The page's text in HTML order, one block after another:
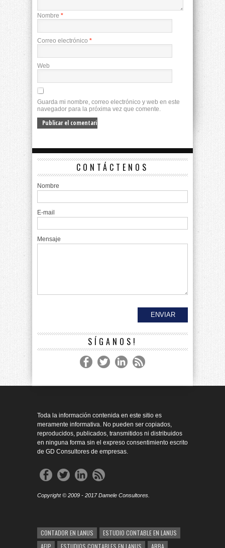
Nombre *
Correo electrónico *
Web
Guarda mi nombre, correo electrónico y web en este
navegador para la próxima vez que comente.
CONTÁCTENOS
Nombre
E-mail
Mensaje
SÍGANOS!
Toda la información contenida en este sitio es
meramente informativa. No pueden ser copiados,
reproducidos, publicados, transmitidos ni distribuidos
en ninguna forma sin el expreso consentimiento escrito
de GD Consultores de empresas.
Copyright © 2009 - 2017 Damele Consultores.
CONTADOR EN LANUS
ESTUDIO CONTABLE EN LANUS
AFIP
ESTUDIOS CONTABLES EN LANUS ARBA